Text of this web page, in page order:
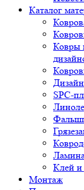
Каталог
Ковры
SPC-
Клей и
Монтаж